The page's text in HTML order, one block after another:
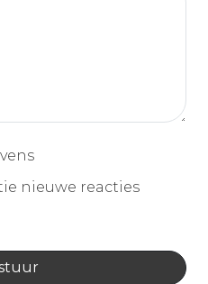
nieuwe reacties